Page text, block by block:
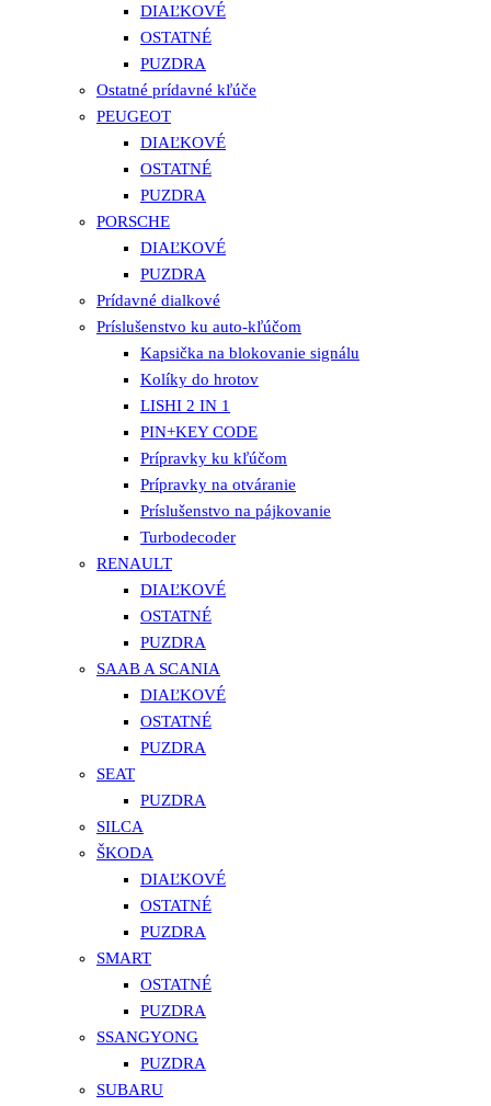
DIAĽKOVÉ
OSTATNÉ
PUZDRA
Ostatné prídavné kľúče
PEUGEOT
DIAĽKOVÉ
OSTATNÉ
PUZDRA
PORSCHE
DIAĽKOVÉ
PUZDRA
Prídavné dialkové
Príslušenstvo ku auto-kľúčom
Kapsička na blokovanie signálu
Kolíky do hrotov
LISHI 2 IN 1
PIN+KEY CODE
Prípravky ku kľúčom
Prípravky na otváranie
Príslušenstvo na pájkovanie
Turbodecoder
RENAULT
DIAĽKOVÉ
OSTATNÉ
PUZDRA
SAAB A SCANIA
DIAĽKOVÉ
OSTATNÉ
PUZDRA
SEAT
PUZDRA
SILCA
ŠKODA
DIAĽKOVÉ
OSTATNÉ
PUZDRA
SMART
OSTATNÉ
PUZDRA
SSANGYONG
PUZDRA
SUBARU